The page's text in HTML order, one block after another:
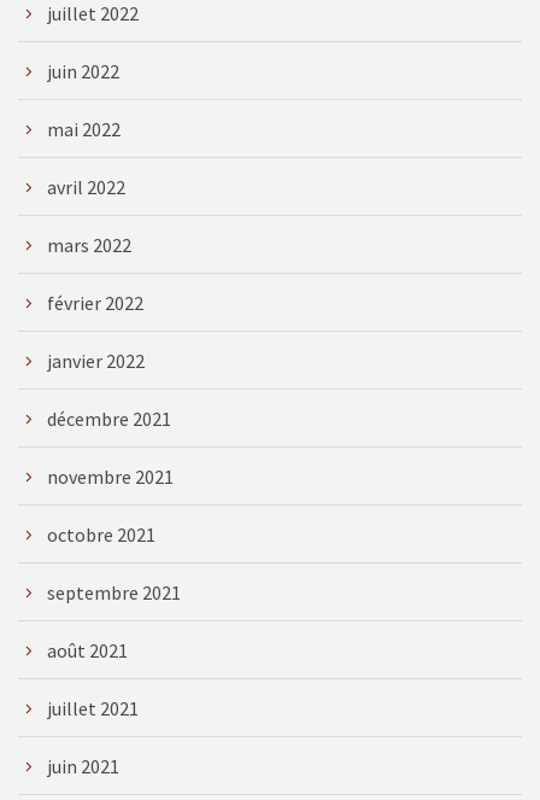
juillet 2022
juin 2022
mai 2022
avril 2022
mars 2022
février 2022
janvier 2022
décembre 2021
novembre 2021
octobre 2021
septembre 2021
août 2021
juillet 2021
juin 2021